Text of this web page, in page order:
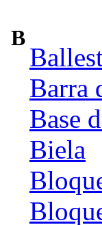
B
Barra
Base
Biela